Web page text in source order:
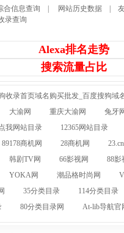
合信息查询 网站历史数据 |
录查询
Alexa排名走势
搜索流量占比
收录首页域名购买批发_百度搜狗域
大渝网 重庆大渝网 兔牙
我网站目录 12365网站目录
89178商机网 28商机网
韩剧TV网 66影视网 88影
YOKA网 潮品格时尚网
35分类目录 114分类目录
80分类目录网 At-lib导航官